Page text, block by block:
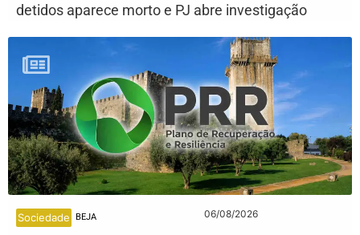
detidos aparece morto e PJ abre investigação
Sociedade BEJA 06/08/2026